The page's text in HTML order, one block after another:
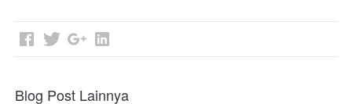
Blog Post Lainnya